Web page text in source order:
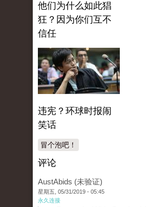
他们为什么如此猖
狂？因为你们互不
信任
违宪？环球时报闹
笑话
冒个泡吧！
评论
AustAbids (未验证)
星期五, 05/31/2019 - 05:45
永久连接